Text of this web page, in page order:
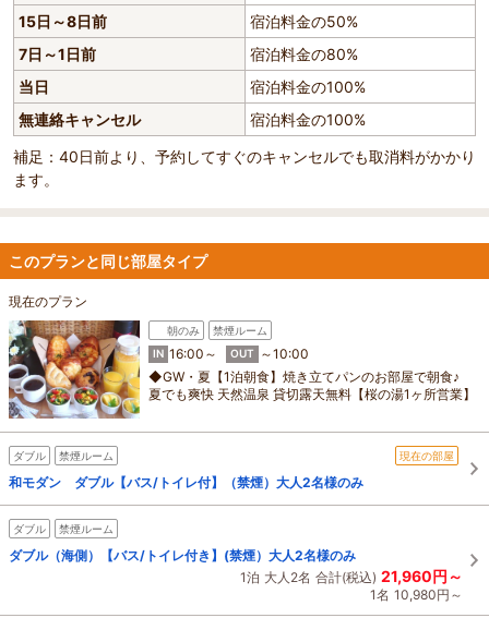
15日～8日前
宿泊料金の50%
7日～1日前
宿泊料金の80%
当日
宿泊料金の100%
無連絡キャンセル
宿泊料金の100%
補足：40日前より、予約してすぐのキャンセルでも取消料がかかり
ます。
このプランと同じ部屋タイプ
現在のプラン
朝のみ
禁煙ルーム
IN 16:00～ OUT
～10:00
◆GW・夏【1泊朝食】焼き立てパンのお部屋で朝食♪
夏でも爽快 天然温泉 貸切露天無料【桜の湯1ヶ所営業】
ダブル 禁煙ルーム 現在の部屋
和モダン ダブル【バス/トイレ付】（禁煙）大人2名様のみ
ダブル 禁煙ルーム
ダブル（海側）【バス/トイレ付き】(禁煙）大人2名様のみ
1泊 大人2名 合計(税込) 21,960円～
1名 10,980円～